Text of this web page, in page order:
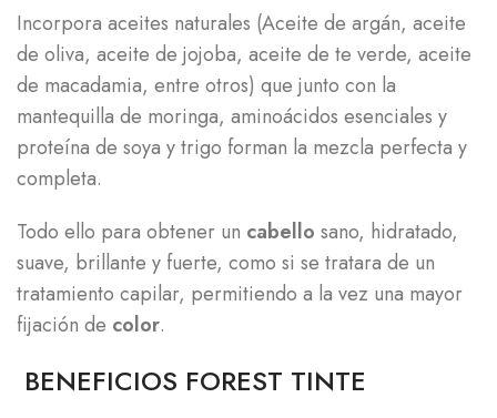
Incorpora aceites naturales (Aceite de argán, aceite
de oliva, aceite de jojoba, aceite de te verde, aceite
de macadamia, entre otros) que junto con la
mantequilla de moringa, aminoácidos esenciales y
proteína de soya y trigo forman la mezcla perfecta y
completa.
Todo ello para obtener un cabello sano, hidratado,
suave, brillante y fuerte, como si se tratara de un
tratamiento capilar, permitiendo a la vez una mayor
fijación de color.
BENEFICIOS FOREST TINTE